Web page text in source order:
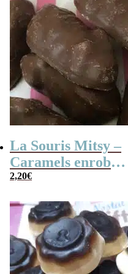
La Souris Mitsy –
Caramels enrobés
de chocolat au lait
2,20€